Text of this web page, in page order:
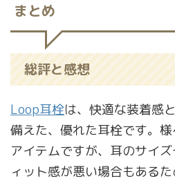
まとめ
総評と感想
Loop耳栓は、快適な装着感
備えた、優れた耳栓です。
アイテムですが、耳のサイ
ィット感が悪い場合もある